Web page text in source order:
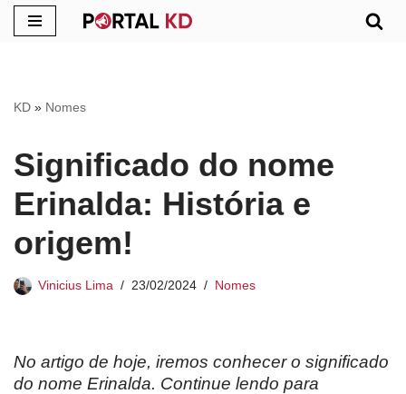
conteúdo
KD » Nomes
Significado do nome
Erinalda: História e
origem!
Vinicius Lima 23/02/2024 Nomes
No artigo de hoje, iremos conhecer o significado
do nome Erinalda. Continue lendo para